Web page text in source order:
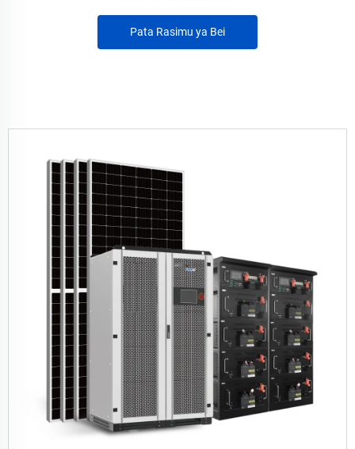
Pata Rasimu ya Bei